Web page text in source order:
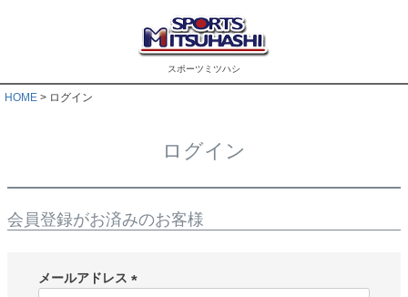
スポーツミツハシ
HOME ログイン
ログイン
会員登録がお済みのお客様
メールアドレス